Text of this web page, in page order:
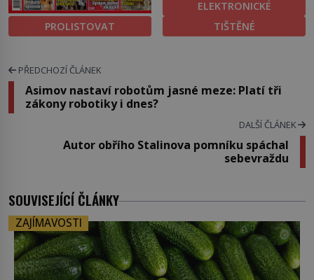
PROLISTOVAT
ELEKTRONICKÉ
TIŠTĚNÉ
PŘEDCHOZÍ ČLÁNEK
Asimov nastaví robotům jasné meze: Platí tři
zákony robotiky i dnes?
DALŠÍ ČLÁNEK
Autor obřího Stalinova pomníku spáchal
sebevraždu
SOUVISEJÍCÍ ČLÁNKY
ZAJÍMAVOSTI